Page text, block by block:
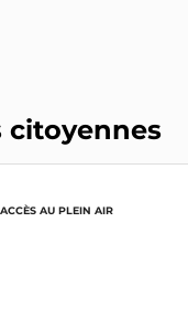
LR
Gilles Pargneaux
citoyennes
AU PLEIN AIR